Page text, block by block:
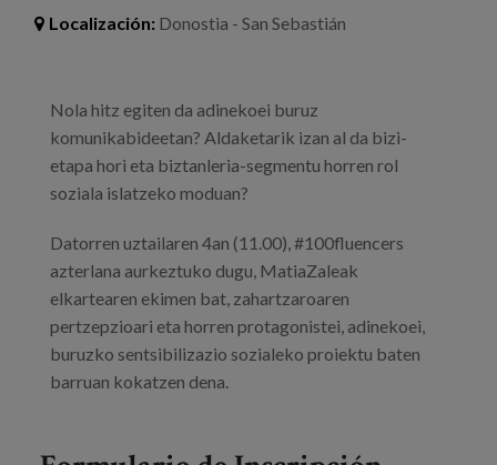
Localización: Donostia - San Sebastián
Nola hitz egiten da adinekoei buruz
komunikabideetan? Aldaketarik izan al da bizi-
etapa hori eta biztanleria-segmentu horren rol
soziala islatzeko moduan?
Datorren uztailaren 4an (11.00), #100fluencers
azterlana aurkeztuko dugu, MatiaZaleak
elkartearen ekimen bat, zahartzaroaren
pertzepzioari eta horren protagonistei, adinekoei,
buruzko sentsibilizazio sozialeko proiektu baten
barruan kokatzen dena.